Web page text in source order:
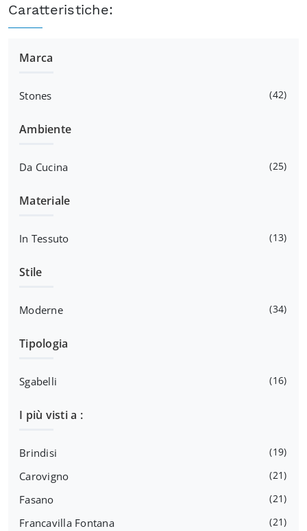
Caratteristiche:
Marca
Stones 42
Ambiente
Da Cucina 25
Materiale
In Tessuto 13
Stile
Moderne 34
Tipologia
Sgabelli 16
I più visti a :
Brindisi 19
Carovigno 21
Fasano 21
Francavilla Fontana 21